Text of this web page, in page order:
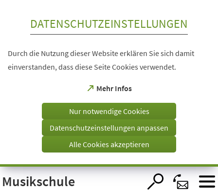
Visuelle
Assistenzsoftware
öffnen.
DATENSCHUTZEINSTELLUNGEN
Durch die Nutzung dieser Website erklären Sie sich damit
einverstanden, dass diese Seite Cookies verwendet.
Mehr Infos
(Öffnet
einem
Tab)
Nur notwendige Cookies
Datenschutzeinstellungen anpassen
Alle Cookies akzeptieren
Musikschule